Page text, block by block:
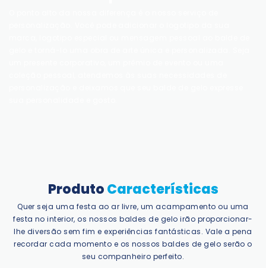
ProdutoCaracterísticas
Quer seja uma festa ao ar livre, um acampamento ou uma
festa no interior, os nossos baldes de gelo irão proporcionar-
lhe diversão sem fim e experiências fantásticas. Vale a pena
recordar cada momento e os nossos baldes de gelo serão o
seu companheiro perfeito.